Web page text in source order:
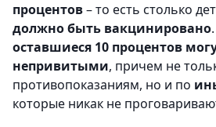
процентов– то есть столько
должно быть вакцинировано
оставшиеся 10 процентов
непривитыми, причем не
противопоказаниям, но и по
которые никак не